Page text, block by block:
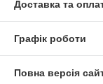
Доставка та
Графік роботи
Повна версія